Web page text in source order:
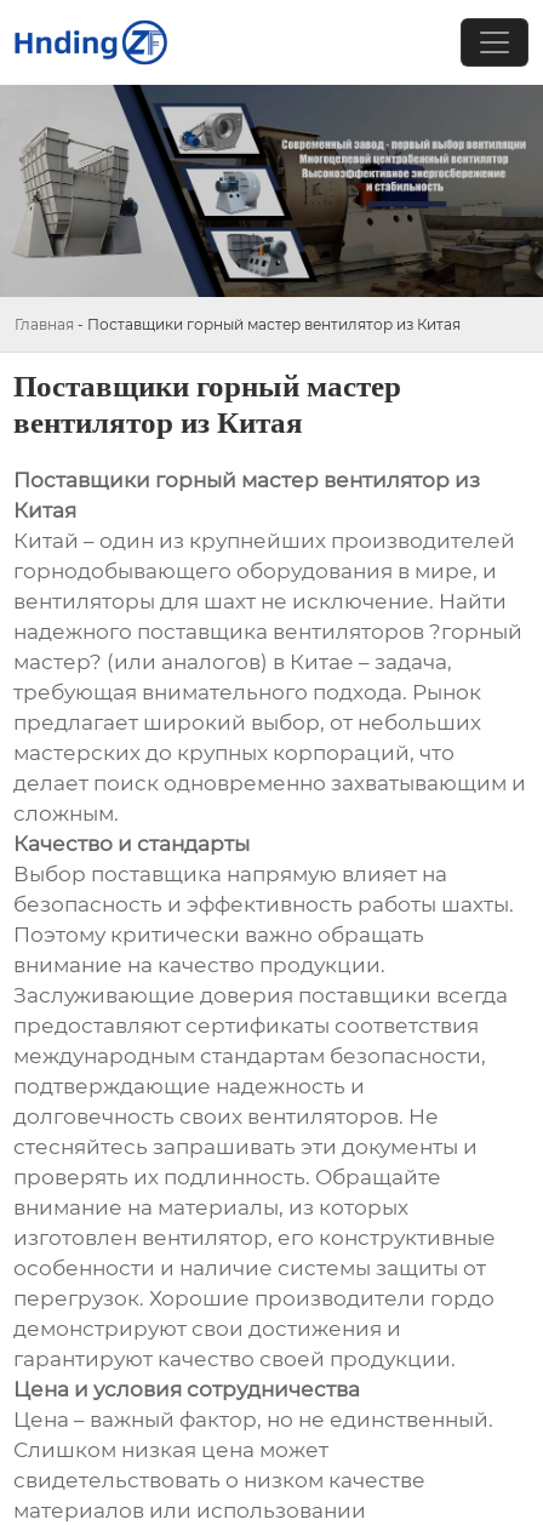
Главная - Поставщики горный мастер вентилятор из Китая
Поставщики горный мастер
вентилятор из Китая
Поставщики горный мастер вентилятор из
Китая
Китай – один из крупнейших производителей
горнодобывающего оборудования в мире, и
вентиляторы для шахт не исключение. Найти
надежного поставщика вентиляторов ?горный
мастер? (или аналогов) в Китае – задача,
требующая внимательного подхода. Рынок
предлагает широкий выбор, от небольших
мастерских до крупных корпораций, что
делает поиск одновременно захватывающим и
сложным.
Качество и стандарты
Выбор поставщика напрямую влияет на
безопасность и эффективность работы шахты.
Поэтому критически важно обращать
внимание на качество продукции.
Заслуживающие доверия поставщики всегда
предоставляют сертификаты соответствия
международным стандартам безопасности,
подтверждающие надежность и
долговечность своих вентиляторов. Не
стесняйтесь запрашивать эти документы и
проверять их подлинность. Обращайте
внимание на материалы, из которых
изготовлен вентилятор, его конструктивные
особенности и наличие системы защиты от
перегрузок. Хорошие производители гордо
демонстрируют свои достижения и
гарантируют качество своей продукции.
Цена и условия сотрудничества
Цена – важный фактор, но не единственный.
Слишком низкая цена может
свидетельствовать о низком качестве
материалов или использовании